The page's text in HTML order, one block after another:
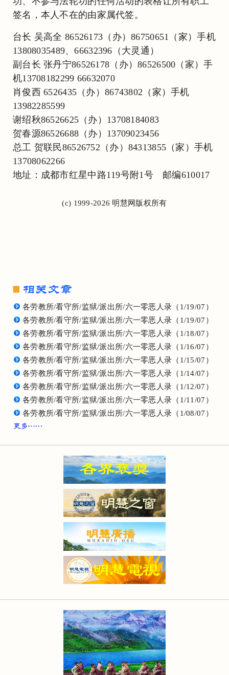
签名，本人不在的由家属代签。
台长 吴高全 86526173（办）86750651（家）手机
13808035489、66632396（大灵通）
副台长 张丹宁86526178（办）86526500（家）手
机13708182299 66632070
肖俊西 6526435（办）86743802（家）手机
13982285599
谢绍秋86526625（办）13708184083
贺春源86526688（办）13709023456
总工 贺联民86526752（办）84313855（家）手机
13708062266
地址：成都市红星中路119号附1号 邮编610017
(c) 1999-2026 明慧网版权所有
各劳教所/看守所/监狱/派出所/六一零恶人录（1/19/07）
各劳教所/看守所/监狱/派出所/六一零恶人录（1/19/07）
各劳教所/看守所/监狱/派出所/六一零恶人录（1/18/07）
各劳教所/看守所/监狱/派出所/六一零恶人录（1/16/07）
各劳教所/看守所/监狱/派出所/六一零恶人录（1/15/07）
各劳教所/看守所/监狱/派出所/六一零恶人录（1/14/07）
各劳教所/看守所/监狱/派出所/六一零恶人录（1/12/07）
各劳教所/看守所/监狱/派出所/六一零恶人录（1/11/07）
各劳教所/看守所/监狱/派出所/六一零恶人录（1/08/07）